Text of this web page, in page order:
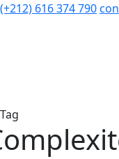
(+212) 616 374 790
Tag